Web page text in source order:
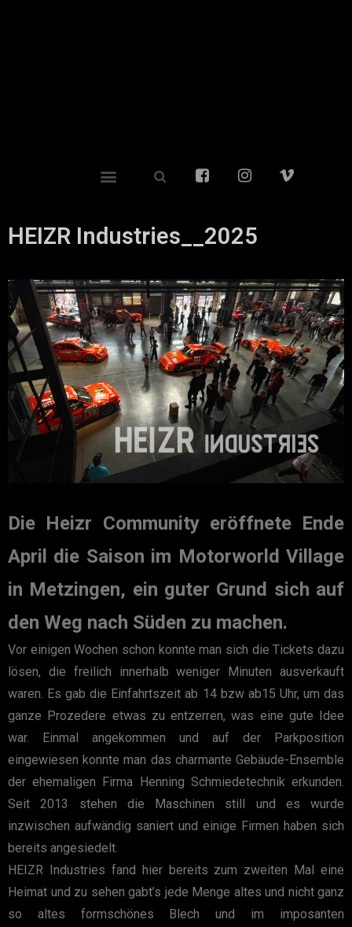
HEIZR Industries__2025
Die Heizr Community eröffnete Ende
April die Saison im Motorworld Village
in Metzingen, ein guter Grund sich auf
den Weg nach Süden zu machen.
Vor einigen Wochen schon konnte man sich die Tickets dazu
lösen, die freilich innerhalb weniger Minuten ausverkauft
waren. Es gab die Einfahrtszeit ab 14 bzw ab15 Uhr, um das
ganze Prozedere etwas zu entzerren, was eine gute Idee
war. Einmal angekommen und auf der Parkposition
eingewiesen konnte man das charmante Gebäude-Ensemble
der ehemaligen Firma Henning Schmiedetechnik erkunden.
Seit 2013 stehen die Maschinen still und es wurde
inzwischen aufwändig saniert und einige Firmen haben sich
bereits angesiedelt.
HEIZR Industries fand hier bereits zum zweiten Mal eine
Heimat und zu sehen gabt’s jede Menge altes und nicht ganz
so altes formschönes Blech und im imposanten